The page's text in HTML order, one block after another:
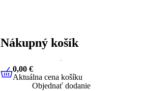
Nákupný košík
0,00 €Aktuálna cena košíku
0,00 €
Aktuálna cena košíku
Objednať dodanie